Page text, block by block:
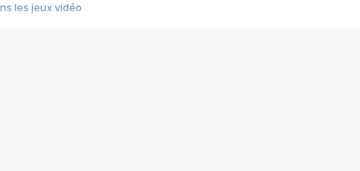
les jeux vidéo